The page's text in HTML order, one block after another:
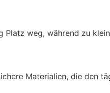
Platz weg, während zu
Materialien, die den